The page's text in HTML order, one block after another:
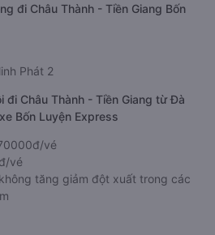
đi Châu Thành - Tiền Giang Bốn
Phát 2
đi Châu Thành - Tiền Giang từ Đà
Bốn Luyện Express
vé
vé
tăng giảm đột xuất trong các